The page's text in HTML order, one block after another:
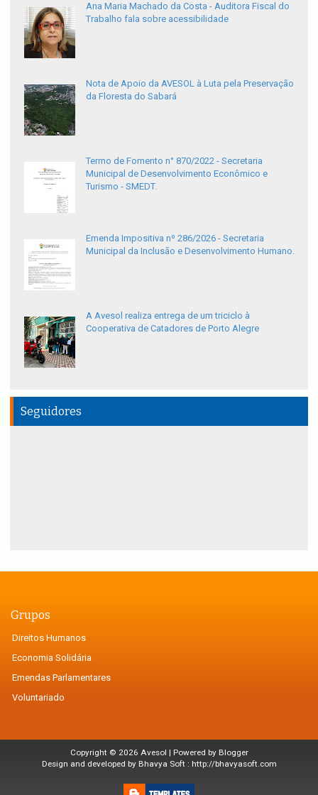
Ana Maria Machado da Costa - Auditora Fiscal do
Trabalho fala sobre acessibilidade
Nota de Apoio da AVESOL à Luta pela Preservação
da Floresta do Sabará
Termo de Fomento n° 870/2022 - Secretaria
Municipal de Desenvolvimento Econômico e
Turismo - SMEDT.
Emenda Impositiva nº 286/2026 - Secretaria
Municipal da Inclusão e Desenvolvimento Humano.
A Avesol realiza entrega de um triciclo à
Cooperativa de Catadores de Porto Alegre
Seguidores
Grupos
Direitos Humanos
Economia Solidária
Emendas Parlamentares
Voluntariado
Copyright © 2026 Avesol | Powered by Blogger
Design and developed by Bhavya Soft : http://bhavyasoft.com